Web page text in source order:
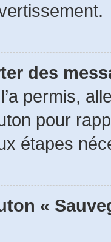
des
permis,
pour
étapes
«